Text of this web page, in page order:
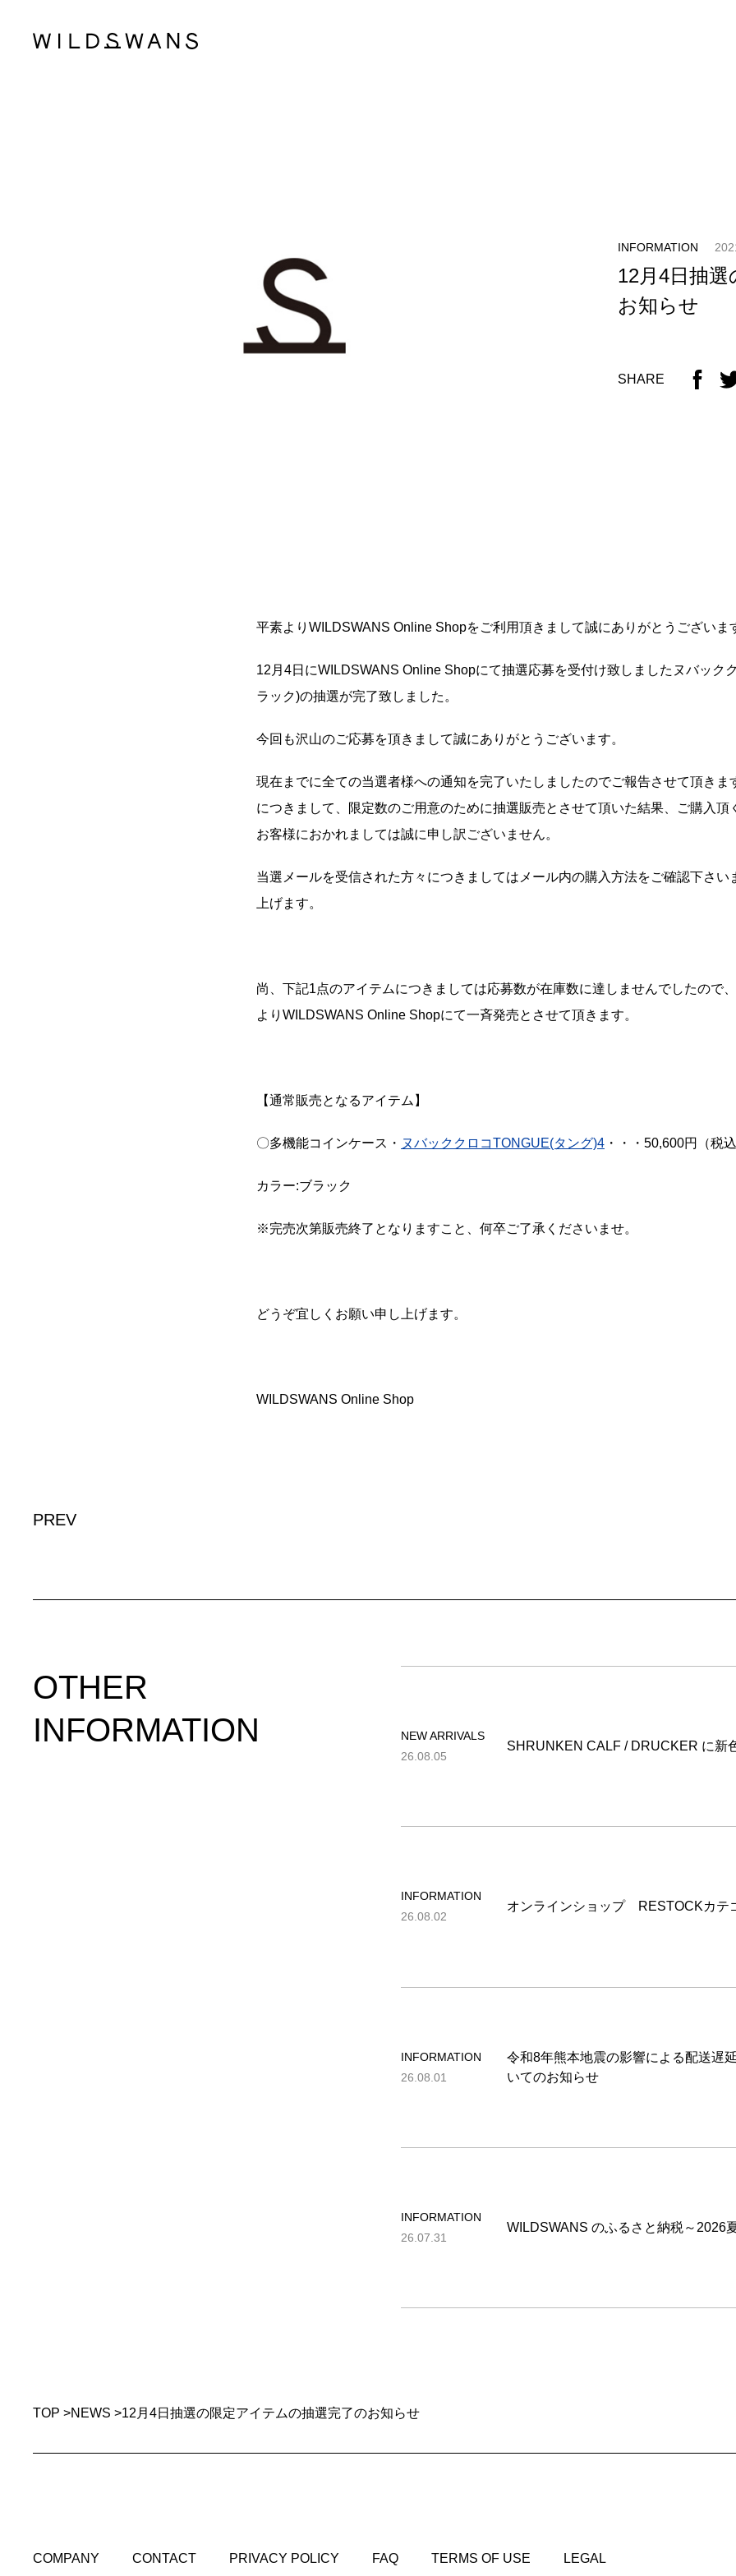
INFORMATION
12月4日抽
お知らせ
SHARE
平素よりWILDSWANS Online Shopをご利用頂きまして誠にありがとうございま
12月4日にWILDSWANS Online Shopにて抽選応募を受付け致しましたヌバック
ラック)の抽選が完了致しました。
今回も沢山のご応募を頂きまして誠にありがとうございます。
現在までに全ての当選者様への通知を完了いたしましたのでご報告させて頂きま
につきまして、限定数のご用意のために抽選販売とさせて頂いた結果、ご購入頂
お客様におかれましては誠に申し訳ございません。
当選メールを受信された方々につきましてはメール内の購入方法をご確認下さい
上げます。
尚、下記1点のアイテムにつきましては応募数が在庫数に達しませんでしたので
よりWILDSWANS Online Shopにて一斉発売とさせて頂きます。
【通常販売となるアイテム】
〇多機能コインケース・ ヌバッククロコTONGUE(タング)4 ・・・50,600円（税
カラー:ブラック
※完売次第販売終了となりますこと、何卒ご了承くださいませ。
どうぞ宜しくお願い申し上げます。
WILDSWANS Online Shop
PREV
OTHER
INFORMATION
NEW ARRIVALS
26.08.05
SHRUNKEN CALF / DRUCKER に新
INFORMATION
26.08.02
オンラインショップ RESTOCKカテ
INFORMATION
26.08.01
令和8年熊本地震の影響による配送遅
いてのお知らせ
INFORMATION
26.07.31
WILDSWANS のふるさと納税～2026
TOP >NEWS >12月4日抽選の限定アイテムの抽選完了のお知らせ
COMPANY
CONTACT
PRIVACY POLICY
FAQ
TERMS OF USE
LEGAL